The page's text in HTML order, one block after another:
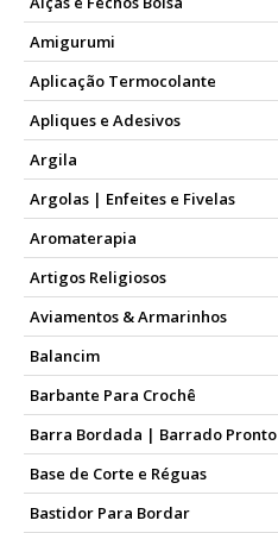
Amigurumi
Aplicação Termocolante
Apliques e Adesivos
Argila
Argolas | Enfeites e Fivelas
Aromaterapia
Artigos Religiosos
Aviamentos & Armarinhos
Balancim
Barbante Para Crochê
Barra Bordada | Barrado Pronto
Base de Corte e Réguas
Bastidor Para Bordar